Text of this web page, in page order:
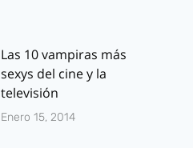
Las 10 vampiras más
sexys del cine y la
televisión
Enero 15, 2014